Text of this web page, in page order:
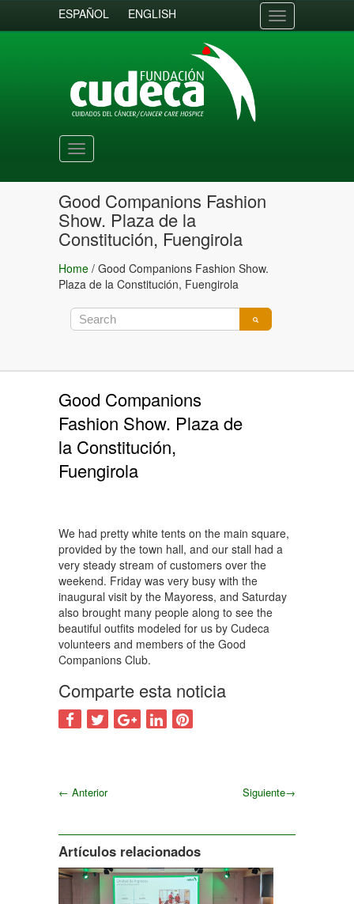
ESPAÑOL ENGLISH
Toggle
navigation
Toggle
navigation
Good Companions Fashion
Show. Plaza de la
Constitución, Fuengirola
Home / Good Companions Fashion Show.
Plaza de la Constitución, Fuengirola
Good Companions
Fashion Show. Plaza de
la Constitución,
Fuengirola
We had pretty white tents on the main square,
provided by the town hall, and our stall had a
very steady stream of customers over the
weekend. Friday was very busy with the
inaugural visit by the Mayoress, and Saturday
also brought many people along to see the
beautiful outfits modeled for us by Cudeca
volunteers and members of the Good
Companions Club.
Comparte esta noticia
← Anterior Siguiente→
Artículos relacionados